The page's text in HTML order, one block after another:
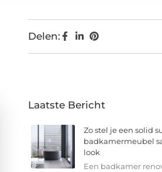
Delen:
Laatste Bericht
Zo stel je een solid
badkamermeubel
look
Een badkamer